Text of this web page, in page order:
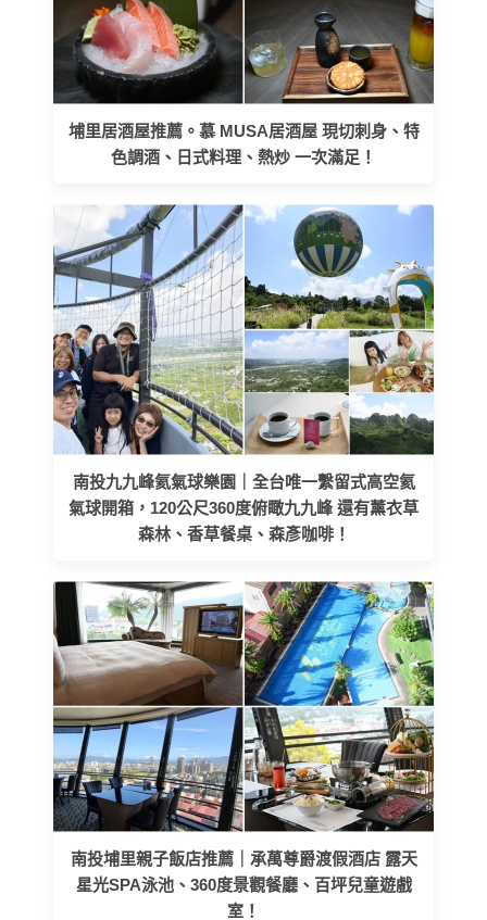
埔里居酒屋推薦。慕 MUSA居酒屋 現切刺身、特
色調酒、日式料理、熱炒 一次滿足！
南投九九峰氦氣球樂園｜全台唯一繫留式高空氦
氣球開箱，120公尺360度俯瞰九九峰 還有薰衣草
森林、香草餐桌、森彥咖啡！
南投埔里親子飯店推薦｜承萬尊爵渡假酒店 露天
星光SPA泳池、360度景觀餐廳、百坪兒童遊戲
室！